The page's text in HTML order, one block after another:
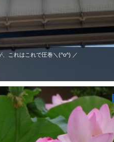
これはこれで圧巻＼(^o^) ／